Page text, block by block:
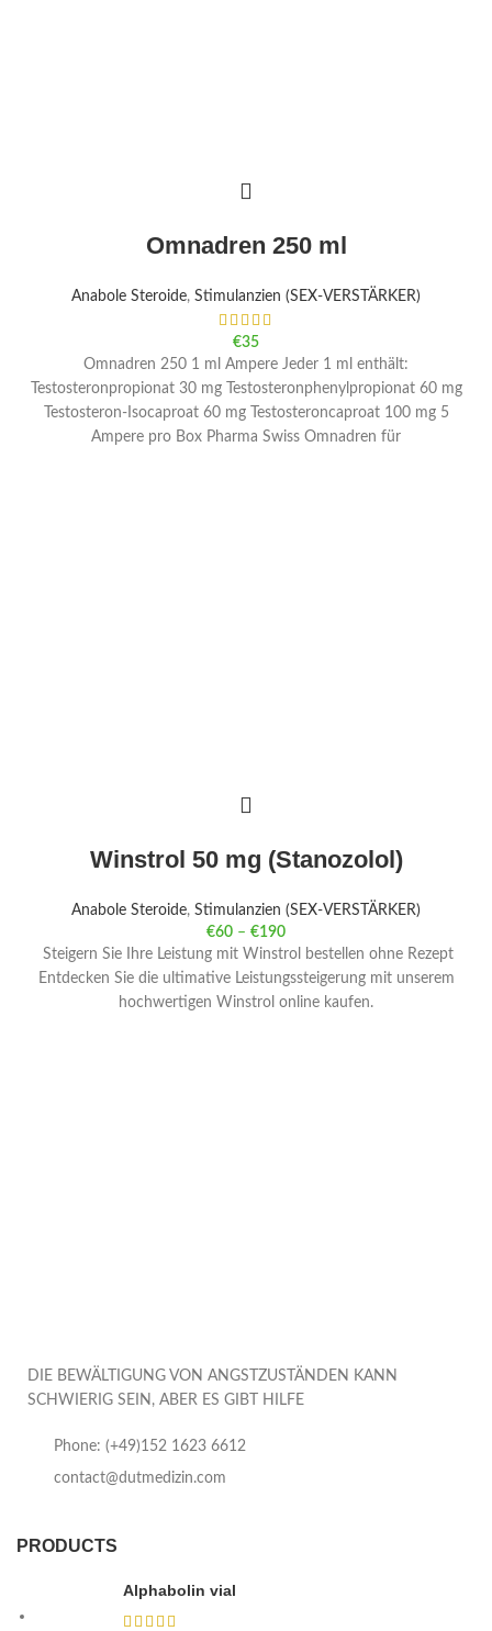
Omnadren 250 ml
Anabole Steroide, Stimulanzien (SEX-VERSTÄRKER)
€35
Omnadren 250 1 ml Ampere Jeder 1 ml enthält:
Testosteronpropionat 30 mg Testosteronphenylpropionat 60 mg
Testosteron-Isocaproat 60 mg Testosteroncaproat 100 mg 5
Ampere pro Box Pharma Swiss Omnadren für
Winstrol 50 mg (Stanozolol)
Anabole Steroide, Stimulanzien (SEX-VERSTÄRKER)
€60 – €190
Steigern Sie Ihre Leistung mit Winstrol bestellen ohne Rezept
Entdecken Sie die ultimative Leistungssteigerung mit unserem
hochwertigen Winstrol online kaufen.
DIE BEWÄLTIGUNG VON ANGSTZUSTÄNDEN KANN
SCHWIERIG SEIN, ABER ES GIBT HILFE
Phone: (+49)152 1623 6612
contact@dutmedizin.com
PRODUCTS
Alphabolin vial